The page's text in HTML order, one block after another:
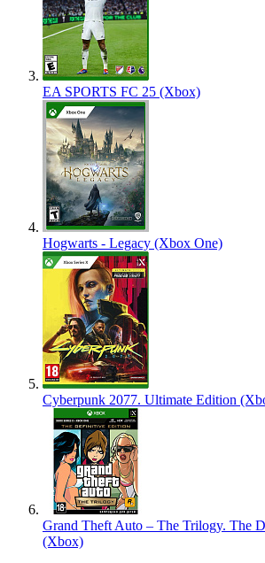
EA SPORTS FC 25 (Xbox)
Hogwarts - Legacy (Xbox One)
Cyberpunk 2077. Ultimate Edition
Grand Theft Auto – The Trilogy. The
(Xbox)